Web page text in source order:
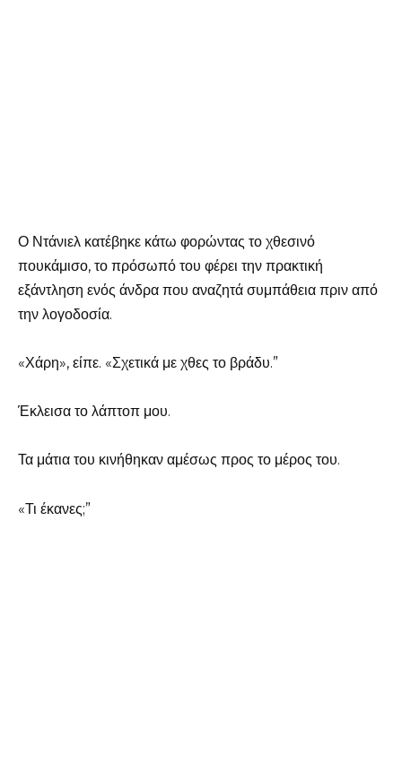
Ο Ντάνιελ κατέβηκε κάτω φορώντας το χθεσινό
πουκάμισο, το πρόσωπό του φέρει την πρακτική
εξάντληση ενός άνδρα που αναζητά συμπάθεια πριν από
την λογοδοσία.
«Χάρη», είπε. «Σχετικά με χθες το βράδυ.”
Έκλεισα το λάπτοπ μου.
Τα μάτια του κινήθηκαν αμέσως προς το μέρος του.
«Τι έκανες;”